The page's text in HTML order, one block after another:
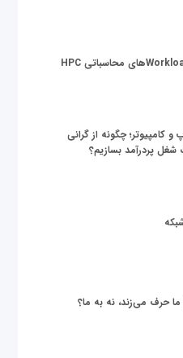
کامپیوتر؛ چگونه از گرانی
پردرآمد بسازیم؟
ما حرف می‌زند، نه به ما؟